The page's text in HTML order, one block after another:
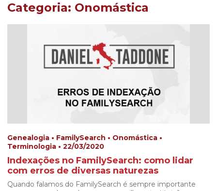
Categoria: Onomástica
Genealogia • FamilySearch • Onomástica •
Terminologia • 22/03/2020
Indexações no FamilySearch: como lidar
com erros de diversas naturezas
Quando falamos do FamilySearch é sempre importante